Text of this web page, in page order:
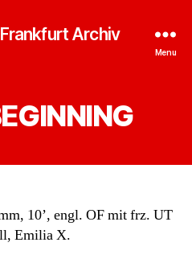
Archiv
Menu
10’, engl. OF mit frz. UT
Emilia X.